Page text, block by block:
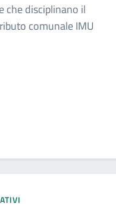
che disciplinano il
comunale IMU